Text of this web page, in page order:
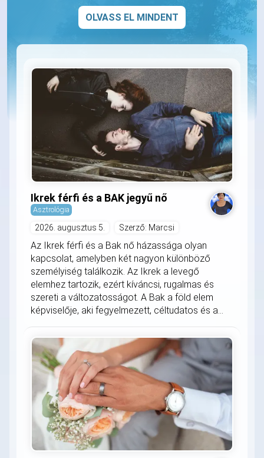
OLVASS EL MINDENT
Ikrek férfi és a BAK jegyű nő
Asztrológia
2026. augusztus 5. Szerző: Marcsi
Az Ikrek férfi és a Bak nő házassága olyan
kapcsolat, amelyben két nagyon különböző
személyiség találkozik. Az Ikrek a levegő
elemhez tartozik, ezért kíváncsi, rugalmas és
szereti a változatosságot. A Bak a föld elem
képviselője, aki fegyelmezett, céltudatos és a...